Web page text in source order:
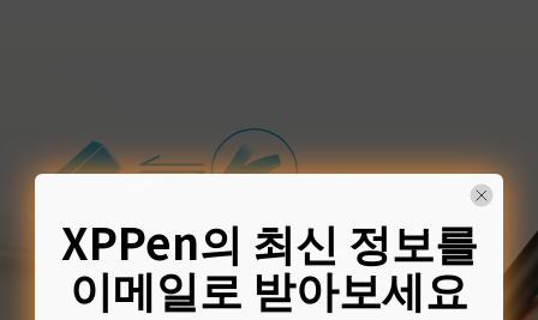
XPPen의 최신 정보를
이메일로 받아보세요